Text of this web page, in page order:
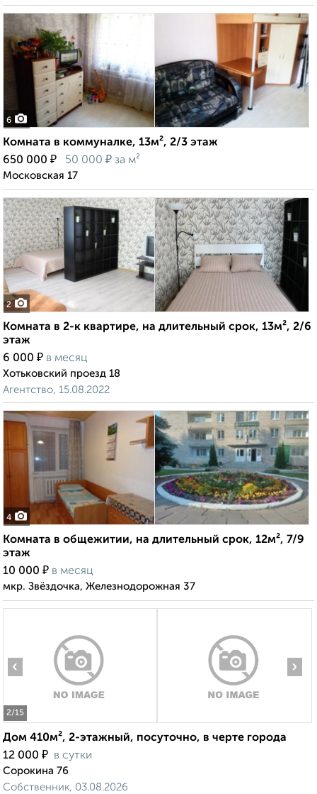
6
Комната в коммуналке, 13м², 2/3 этаж
650 000 ₽ 50 000 ₽ за м²
Московская 17
2
Комната в 2-к квартире, на длительный срок, 13м², 2/6
этаж
6 000 ₽ в месяц
Хотьковский проезд 18
Агентство, 15.08.2022
4
Комната в общежитии, на длительный срок, 12м², 7/9
этаж
10 000 ₽ в месяц
мкр. Звёздочка, Железнодорожная 37
2/15
‹ ›
Дом 410м², 2-этажный, посуточно, в черте города
12 000 ₽ в сутки
Сорокина 76
Собственник, 03.08.2026